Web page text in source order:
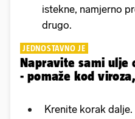
istekne, namjerno
drugo.
JEDNOSTAVNO JE
Napravite sami ulje
- pomaže kod
Krenite korak